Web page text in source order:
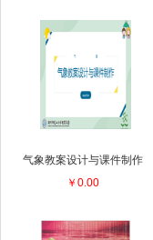
气象教案设计与课件制作
￥0.00